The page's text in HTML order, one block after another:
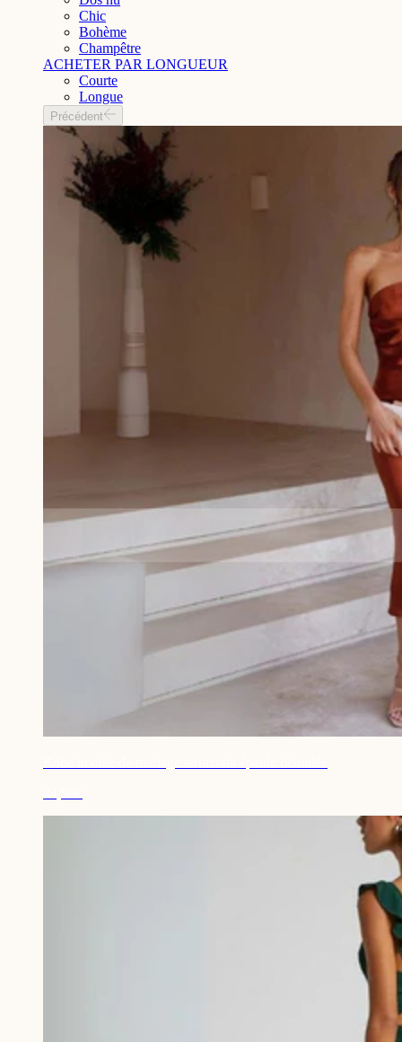
Chic
Bohème
Champêtre
ACHETER PAR LONGUEUR
Courte
Longue
Précédent